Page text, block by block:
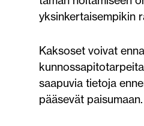
yksinkertaisempikin
Kaksoset voivat
saapuvia tietoja
pääsevät paisumaan.